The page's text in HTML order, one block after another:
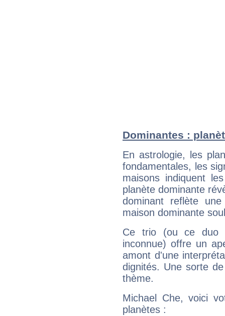
Dominantes :
En astrologie, les
fondamentales, les
maisons indiquent
planète dominante
dominant reflète
maison dominante
Ce trio (ou ce duo
inconnue) offre un
amont d'une
dignités. Une sorte
thème.
Michael Che, voici
planètes :